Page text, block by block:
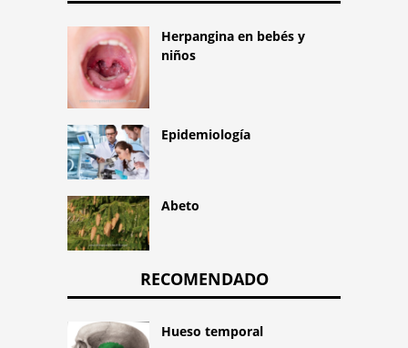
Herpangina en bebés y
niños
Epidemiología
Abeto
RECOMENDADO
Hueso temporal